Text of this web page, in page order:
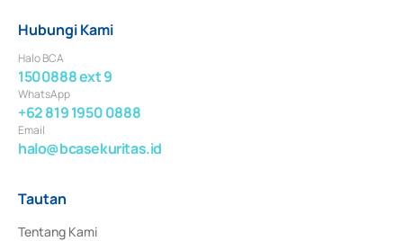
Hubungi Kami
Halo BCA
1500888 ext 9
WhatsApp
+62 819 1950 0888
Email
halo@bcasekuritas.id
Tautan
Tentang Kami